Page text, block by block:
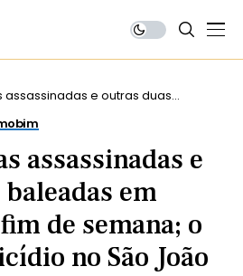
assassinadas e outras duas
João
assassinadas e
em
de semana; o
no São João